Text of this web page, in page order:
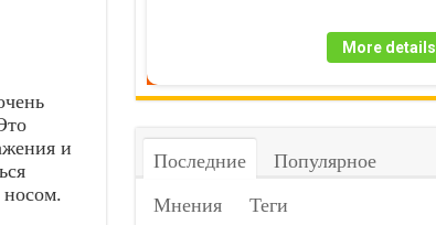
и
More details
Последние
Популярное
Мнения
Теги